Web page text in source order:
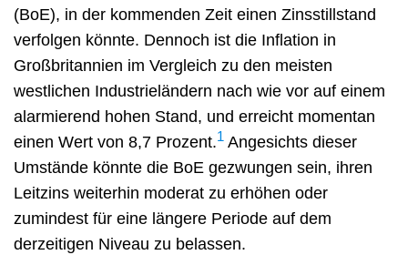
(BoE), in der kommenden Zeit einen Zinsstillstand
verfolgen könnte. Dennoch ist die Inflation in
Großbritannien im Vergleich zu den meisten
westlichen Industrieländern nach wie vor auf einem
alarmierend hohen Stand, und erreicht momentan
einen Wert von 8,7 Prozent.1 Angesichts dieser
Umstände könnte die BoE gezwungen sein, ihren
Leitzins weiterhin moderat zu erhöhen oder
zumindest für eine längere Periode auf dem
derzeitigen Niveau zu belassen.